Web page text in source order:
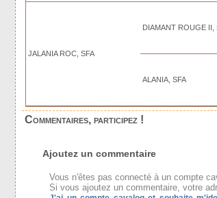
JALANIA ROC, SFA
DIAMANT ROUGE II,
ALANIA, SFA
Commentaires, participez !
Ajoutez un commentaire
Vous n'êtes pas connecté à un compte
Si vous ajoutez un commentaire, votre